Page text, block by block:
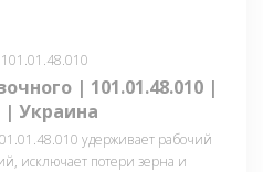
| 101.01.48.010 |
| Украина
удерживает рабочий
исключает потери зерна и